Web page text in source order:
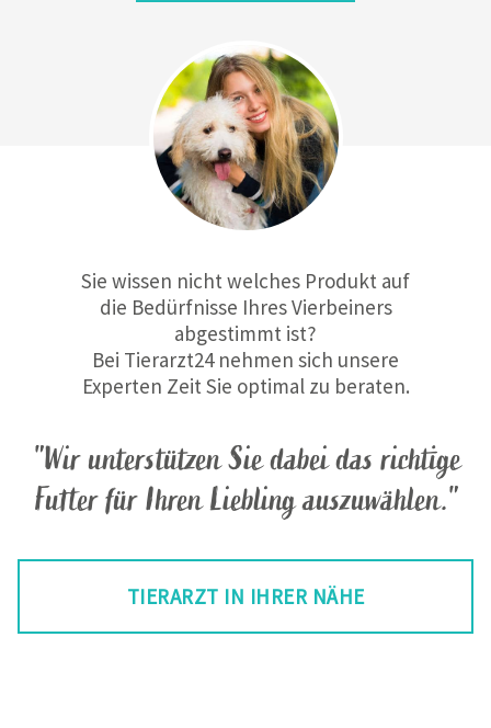
"Wir unterstützen Sie dabei das richtige
Futter für Ihren Liebling auszuwählen."
Sie wissen nicht welches Produkt auf
die Bedürfnisse Ihres Vierbeiners
abgestimmt ist?
Bei Tierarzt24 nehmen sich unsere
Experten Zeit Sie optimal zu beraten.
TIERARZT IN IHRER NÄHE